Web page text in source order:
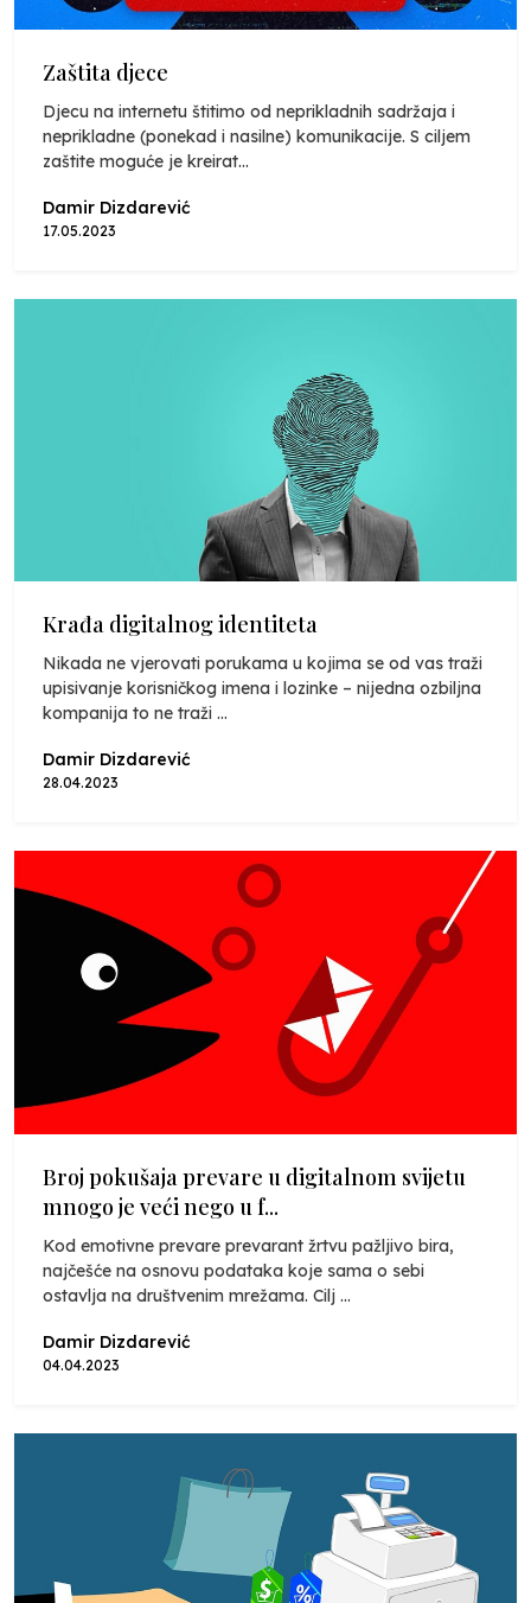
Zaštita djece
Djecu na internetu štitimo od neprikladnih sadržaja i
neprikladne (ponekad i nasilne) komunikacije. S ciljem
zaštite moguće je kreirat...
Damir Dizdarević
17.05.2023
Krađa digitalnog identiteta
Nikada ne vjerovati porukama u kojima se od vas traži
upisivanje korisničkog imena i lozinke – nijedna ozbiljna
kompanija to ne traži ...
Damir Dizdarević
28.04.2023
Broj pokušaja prevare u digitalnom svijetu
mnogo je veći nego u f...
Kod emotivne prevare prevarant žrtvu pažljivo bira,
najčešće na osnovu podataka koje sama o sebi
ostavlja na društvenim mrežama. Cilj ...
Damir Dizdarević
04.04.2023